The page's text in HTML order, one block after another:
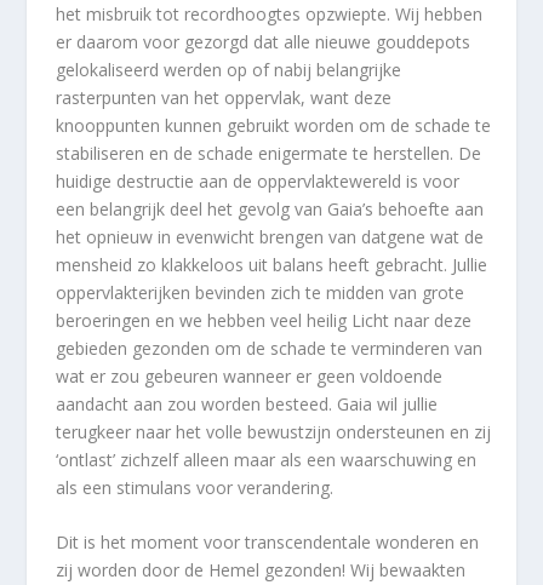
het misbruik tot recordhoogtes opzwiepte. Wij hebben
er daarom voor gezorgd dat alle nieuwe gouddepots
gelokaliseerd werden op of nabij belangrijke
rasterpunten van het oppervlak, want deze
knooppunten kunnen gebruikt worden om de schade te
stabiliseren en de schade enigermate te herstellen. De
huidige destructie aan de oppervlaktewereld is voor
een belangrijk deel het gevolg van Gaia’s behoefte aan
het opnieuw in evenwicht brengen van datgene wat de
mensheid zo klakkeloos uit balans heeft gebracht. Jullie
oppervlakterijken bevinden zich te midden van grote
beroeringen en we hebben veel heilig Licht naar deze
gebieden gezonden om de schade te verminderen van
wat er zou gebeuren wanneer er geen voldoende
aandacht aan zou worden besteed. Gaia wil jullie
terugkeer naar het volle bewustzijn ondersteunen en zij
‘ontlast’ zichzelf alleen maar als een waarschuwing en
als een stimulans voor verandering.
Dit is het moment voor transcendentale wonderen en
zij worden door de Hemel gezonden! Wij bewaakten